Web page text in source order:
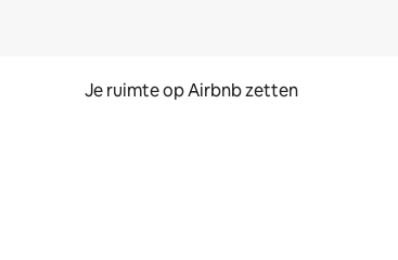
Je ruimte op Airbnb zetten